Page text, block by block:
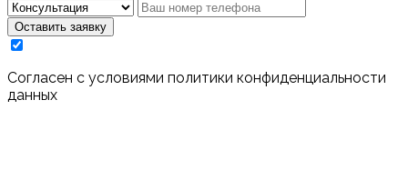
Оставить заявку
Cогласен с условиями политики конфиденциальности
данных